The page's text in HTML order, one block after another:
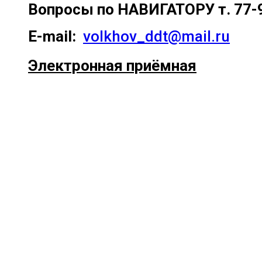
Вопросы по НАВИГАТОРУ т. 77-
E-mail: volkhov_ddt@mail.ru
Электронная приёмная